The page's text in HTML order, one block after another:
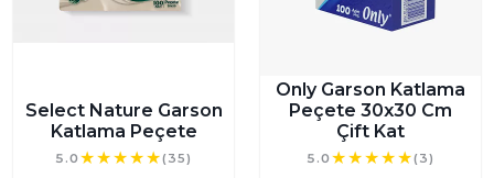
Select Nature Garson
Katlama Peçete
5.0 (35)
Only Garson Katlama
Peçete 30x30 Cm
Çift Kat
5.0 (3)